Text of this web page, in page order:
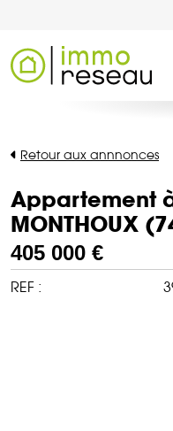
Retour aux annnonces
Appartement à
MONTHOUX
405 000 €
REF :